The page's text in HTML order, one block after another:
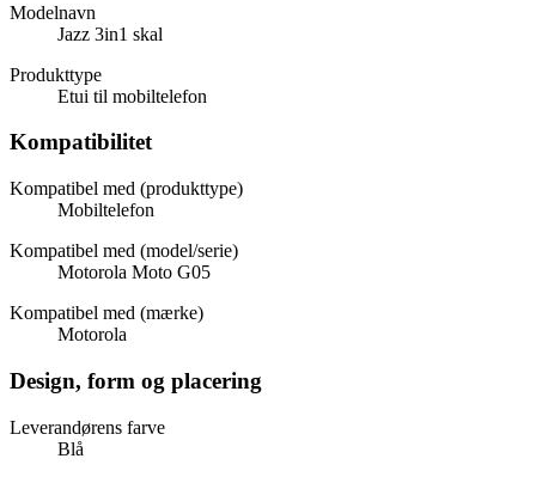
Modelnavn
Jazz 3in1 skal
Produkttype
Etui til mobiltelefon
Kompatibilitet
Kompatibel med (produkttype)
Mobiltelefon
Kompatibel med (model/serie)
Motorola Moto G05
Kompatibel med (mærke)
Motorola
Design, form og placering
Leverandørens farve
Blå